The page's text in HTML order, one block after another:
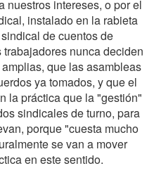
nuestros intereses, o por el
instalado en la rabieta
de cuentos de
nunca deciden
que las asambleas
ya tomados, y que el
la práctica que la "gestión"
sindicales de turno, para
porque "cuesta mucho
se van a mover
en este sentido.